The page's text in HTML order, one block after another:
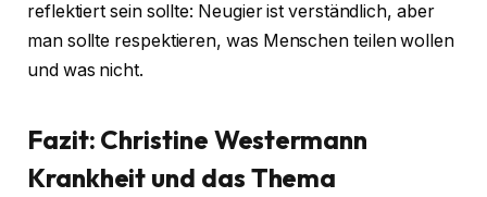
reflektiert sein sollte: Neugier ist verständlich, aber
man sollte respektieren, was Menschen teilen wollen
und was nicht.
Fazit: Christine Westermann
Krankheit und das Thema